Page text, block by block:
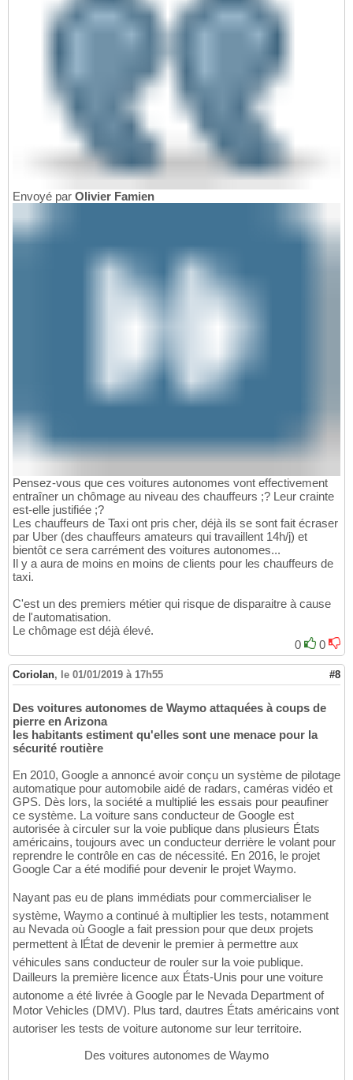
Envoyé par Olivier Famien
Pensez-vous que ces voitures autonomes vont effectivement
entraîner un chômage au niveau des chauffeurs ;? Leur crainte
est-elle justifiée ;?
Les chauffeurs de Taxi ont pris cher, déjà ils se sont fait écraser
par Uber (des chauffeurs amateurs qui travaillent 14h/j) et
bientôt ce sera carrément des voitures autonomes...
Il y a aura de moins en moins de clients pour les chauffeurs de
taxi.
C'est un des premiers métier qui risque de disparaitre à cause
de l'automatisation.
Le chômage est déjà élevé.
0
0
Coriolan, le 01/01/2019 à 17h55 #8
Des voitures autonomes de Waymo attaquées à coups de
pierre en Arizona
les habitants estiment qu'elles sont une menace pour la
sécurité routière
En 2010, Google a annoncé avoir conçu un système de pilotage
automatique pour automobile aidé de radars, caméras vidéo et
GPS. Dès lors, la société a multiplié les essais pour peaufiner
ce système. La voiture sans conducteur de Google est
autorisée à circuler sur la voie publique dans plusieurs États
américains, toujours avec un conducteur derrière le volant pour
reprendre le contrôle en cas de nécessité. En 2016, le projet
Google Car a été modifié pour devenir le projet Waymo.
Nayant pas eu de plans immédiats pour commercialiser le
système, Waymo a continué à multiplier les tests, notamment
au Nevada où Google a fait pression pour que deux projets
permettent à lÉtat de devenir le premier à permettre aux
véhicules sans conducteur de rouler sur la voie publique.
Dailleurs la première licence aux États-Unis pour une voiture
autonome a été livrée à Google par le Nevada Department of
Motor Vehicles (DMV). Plus tard, dautres États américains vont
autoriser les tests de voiture autonome sur leur territoire.
Des voitures autonomes de Waymo